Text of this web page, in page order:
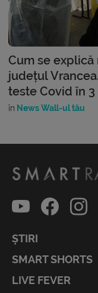
Cum se
județul
teste Covid în
în News Wall-ul tău
ȘTIRI
SMART SHORTS
LIVE FEVER